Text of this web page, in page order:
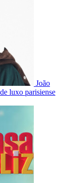
João
luxo parisiense